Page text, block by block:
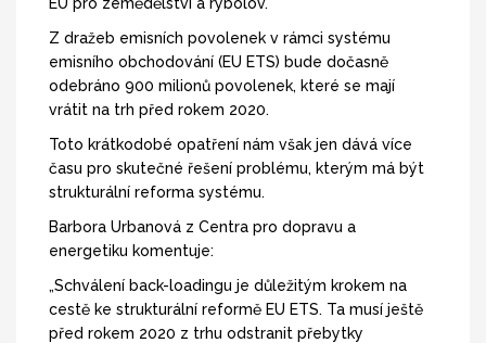
Z dražeb emisních povolenek v rámci systému
emisního obchodování (EU ETS) bude dočasně
odebráno 900 milionů povolenek, které se mají
vrátit na trh před rokem 2020.
Toto krátkodobé opatření nám však jen dává více
času pro skutečné řešení problému, kterým má být
strukturální reforma systému.
Barbora Urbanová z Centra pro dopravu a
energetiku komentuje:
„Schválení back-loadingu je důležitým krokem na
cestě ke strukturální reformě EU ETS. Ta musí ještě
před rokem 2020 z trhu odstranit přebytky